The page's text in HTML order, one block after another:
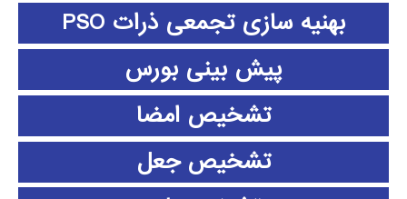
بهنیه سازی تجمعی ذرات PSO
پیش بینی بورس
تشخیص امضا
تشخیص جعل